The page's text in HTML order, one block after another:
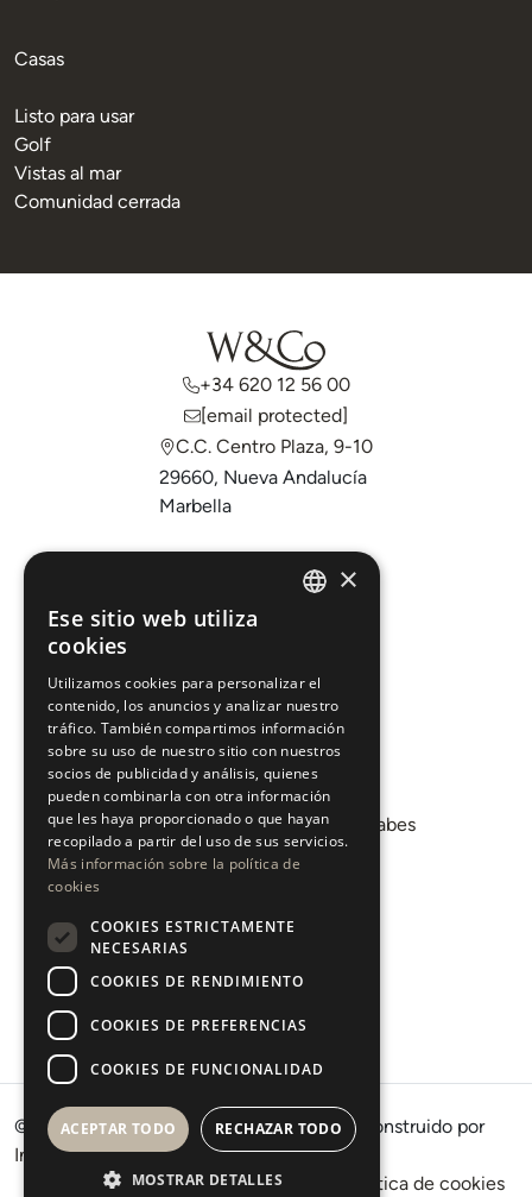
Casas
Listo para usar
Golf
Vistas al mar
Comunidad cerrada
+34 620 12 56 00
[email protected]
C.C. Centro Plaza, 9-10
29660, Nueva Andalucía
Marbella
Sobre nosotros
Áreas
Promociones
Departamento de Mercados Árabes
Blog
Instagram
© 2026 · West Property Consultants SL · Construido por
Inmoba
Términos de usoPolítica de Privacidad Política de cookies
×
Ese sitio web utiliza
cookies
Utilizamos cookies para personalizar el
contenido, los anuncios y analizar nuestro
tráfico. También compartimos información
sobre su uso de nuestro sitio con nuestros
socios de publicidad y análisis, quienes
pueden combinarla con otra información
que les haya proporcionado o que hayan
recopilado a partir del uso de sus servicios.
Más información sobre la política de
cookies
COOKIES ESTRICTAMENTE
NECESARIAS
COOKIES DE RENDIMIENTO
COOKIES DE PREFERENCIAS
COOKIES DE FUNCIONALIDAD
ACEPTAR TODO RECHAZAR TODO
MOSTRAR DETALLES